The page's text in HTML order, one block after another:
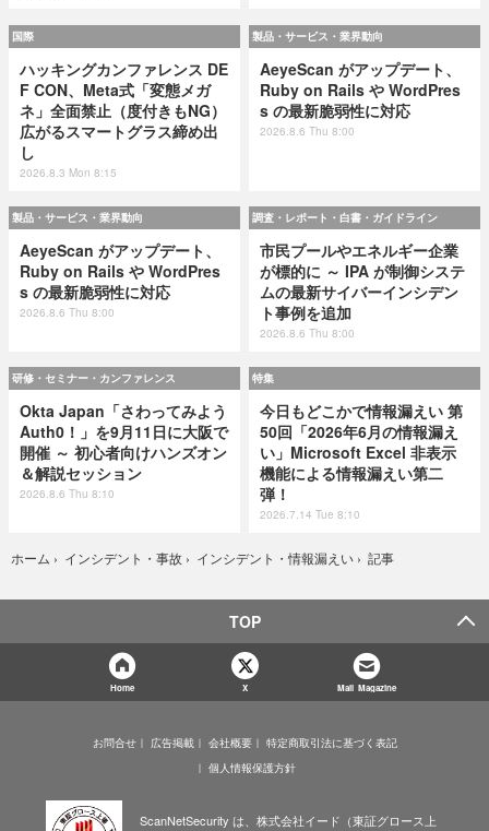
国際
ハッキングカンファレンス DE
F CON、Meta式「変態メガ
ネ」全面禁止（度付きもNG）
広がるスマートグラス締め出
し
2026.8.3 Mon 8:15
製品・サービス・業界動向
AeyeScan がアップデート、
Ruby on Rails や WordPres
s の最新脆弱性に対応
2026.8.6 Thu 8:00
製品・サービス・業界動向
AeyeScan がアップデート、
Ruby on Rails や WordPres
s の最新脆弱性に対応
2026.8.6 Thu 8:00
調査・レポート・白書・ガイドライン
市民プールやエネルギー企業
が標的に ～ IPA が制御システ
ムの最新サイバーインシデン
ト事例を追加
2026.8.6 Thu 8:00
研修・セミナー・カンファレンス
Okta Japan「さわってみよう
Auth0！」を9月11日に大阪で
開催 ～ 初心者向けハンズオン
＆解説セッション
2026.8.6 Thu 8:10
特集
今日もどこかで情報漏えい 第
50回「2026年6月の情報漏え
い」Microsoft Excel 非表示
機能による情報漏えい第二
弾！
2026.7.14 Tue 8:10
ホーム › インシデント・事故 › インシデント・情報漏えい › 記事
TOP
Home X Mail Magazine
お問合せ 広告掲載 会社概要
特定商取引法に基づく表記
個人情報保護方針
ScanNetSecurity は、株式会社イード（東証グロース上